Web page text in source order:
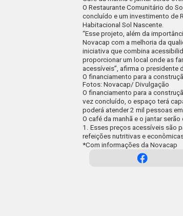
O Restaurante Comunitário do
concluído e um investimento de
Habitacional Sol Nascente.
“Esse projeto, além da
Novacap com a melhoria da
iniciativa que combina
proporcionar um local onde as
acessíveis”, afirma o presidente
O financiamento para a
Fotos: Novacap/ Divulgação
O financiamento para a
vez concluído, o espaço terá
poderá atender 2 mil pessoas
O café da manhã e o jantar
1. Esses preços acessíveis são
refeições nutritivas e
*Com informações da Novacap